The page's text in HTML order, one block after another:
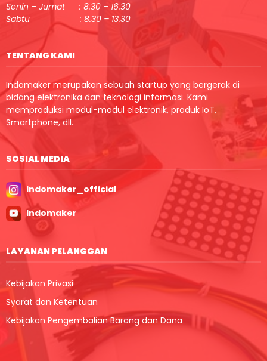
Senin – Jumat : 8.30 – 16.30
Sabtu : 8.30 – 13.30
TENTANG KAMI
Indomaker merupakan sebuah startup yang bergerak di
bidang elektronika dan teknologi informasi. Kami
memproduksi modul-modul elektronik, produk IoT,
Smartphone, dll.
SOSIAL MEDIA
Indomaker_official
Indomaker
LAYANAN PELANGGAN
Kebijakan Privasi
Syarat dan Ketentuan
Kebijakan Pengembalian Barang dan Dana